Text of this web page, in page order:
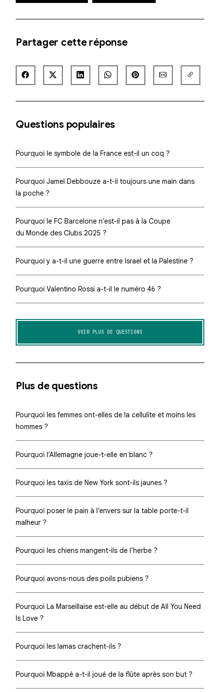
Partager cette réponse
Questions populaires
Pourquoi le symbole de la France est-il un coq ?
Pourquoi Jamel Debbouze a-t-il toujours une main dans
la poche ?
Pourquoi le FC Barcelone n’est-il pas à la Coupe
du Monde des Clubs 2025 ?
Pourquoi y a-t-il une guerre entre Israël et la Palestine ?
Pourquoi Valentino Rossi a-t-il le numéro 46 ?
VOIR PLUS DE QUESTIONS
Plus de questions
Pourquoi les femmes ont-elles de la cellulite et moins les
hommes ?
Pourquoi l’Allemagne joue-t-elle en blanc ?
Pourquoi les taxis de New York sont-ils jaunes ?
Pourquoi poser le pain à l’envers sur la table porte-t-il
malheur ?
Pourquoi les chiens mangent-ils de l’herbe ?
Pourquoi avons-nous des poils pubiens ?
Pourquoi La Marseillaise est-elle au début de All You Need
Is Love ?
Pourquoi les lamas crachent-ils ?
Pourquoi Mbappé a-t-il joué de la flûte après son but ?